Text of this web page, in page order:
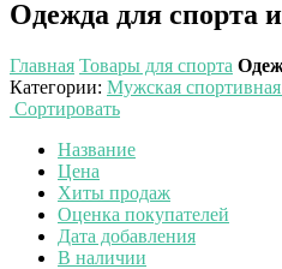
Одежда для спорта
Главная Товары для спорта
Категории: Мужская
Сортировать
Название
Цена
Хиты продаж
Оценка покупателей
Дата добавления
В наличии